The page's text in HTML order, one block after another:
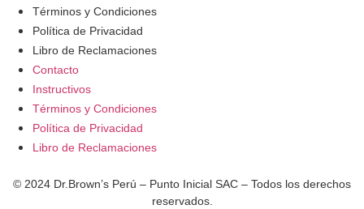
Términos y Condiciones
Política de Privacidad
Libro de Reclamaciones
Contacto
Instructivos
Términos y Condiciones
Política de Privacidad
Libro de Reclamaciones
© 2024 Dr.Brown’s Perú – Punto Inicial SAC – Todos los derechos
reservados.